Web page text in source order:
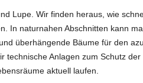
Lupe. Wir finden heraus, wie
In naturnahen Abschnitten kann
überhängende Bäume für den
technische Anlagen zum Schutz
aktuell laufen.